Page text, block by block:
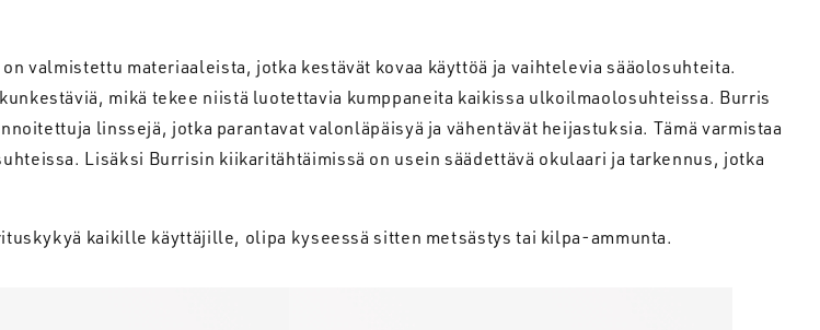
valmistettu materiaaleista, jotka kestävät kovaa käyttöä ja vaihtelevia sääolosuhteita.
mikä tekee niistä luotettavia kumppaneita kaikissa ulkoilmaolosuhteissa. Burris
linssejä, jotka parantavat valonläpäisyä ja vähentävät heijastuksia. Tämä varmistaa
Lisäksi Burrisin kiikaritähtäimissä on usein säädettävä okulaari ja tarkennus, jotka
kaikille käyttäjille, olipa kyseessä sitten metsästys tai kilpa-ammunta.